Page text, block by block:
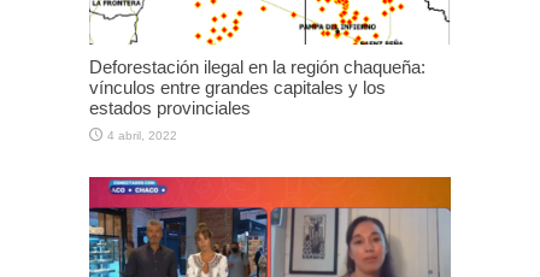
Deforestación ilegal en la región chaqueña:
vínculos entre grandes capitales y los
estados provinciales
4 abril, 2022